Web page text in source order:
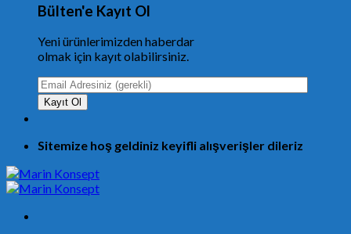
Bülten'e Kayıt Ol
Yeni ürünlerimizden haberdar
olmak için kayıt olabilirsiniz.
Sitemize hoş geldiniz keyifli alışverişler dileriz